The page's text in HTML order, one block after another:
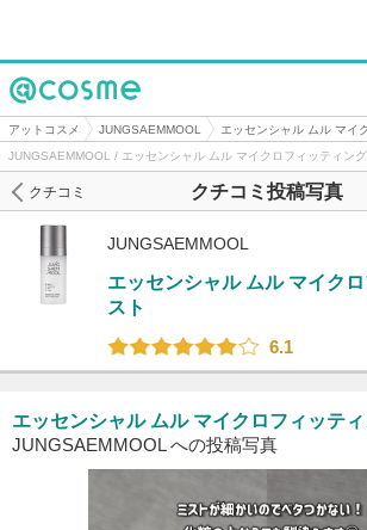
@cosme
アットコスメ JUNGSAEMMOOL エッセンシャル ムル マイ
JUNGSAEMMOOL / エッセンシャル ムル マイクロフィッティン
クチコミ投稿写真
クチコミ
JUNGSAEMMOOL
エッセンシャル ムル マイク
スト
6.1
エッセンシャル ムル マイクロフィッテ
JUNGSAEMMOOL への投稿写真